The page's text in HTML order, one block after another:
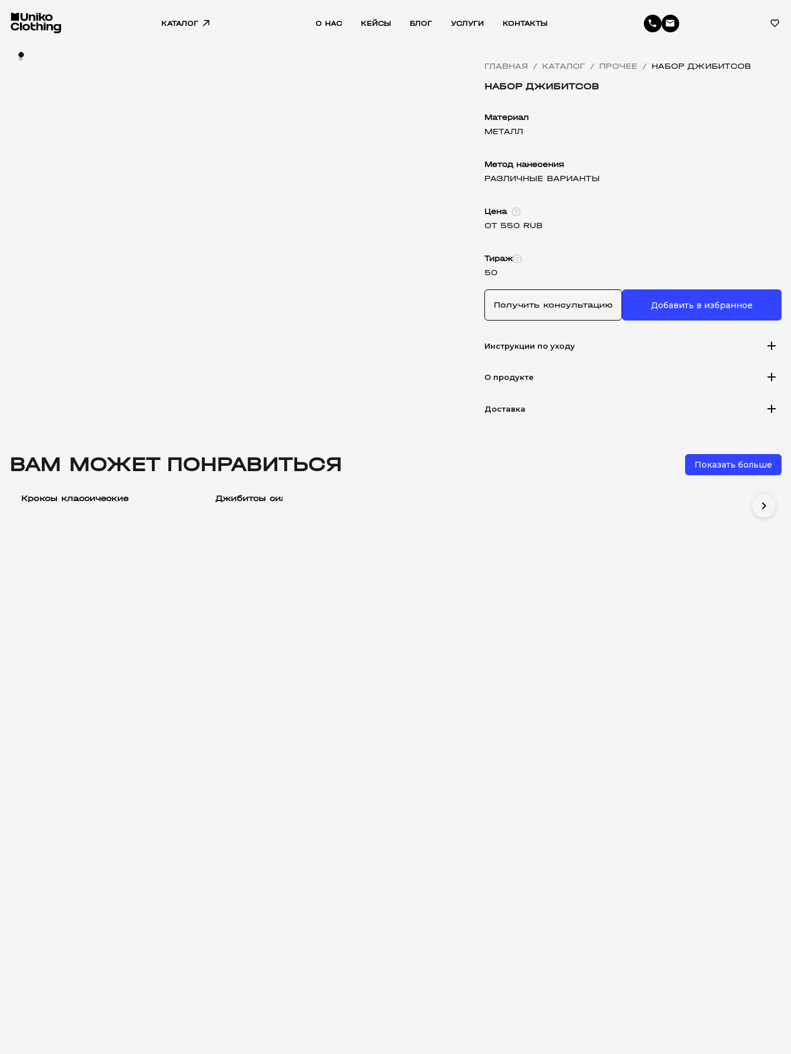
КАТАЛОГ О НАС КЕЙСЫ БЛОГ УСЛУГИ КОНТАКТЫ phone email favorite_border
ГЛАВНАЯ / КАТАЛОГ / ПРОЧЕЕ / НАБОР ДЖИБИТСОВ
НАБОР ДЖИБИТСОВ
Материал
МЕТАЛЛ
Метод нанесения
РАЗЛИЧНЫЕ ВАРИАНТЫ
Цена
ОТ 550 RUB
Тираж
50
Получить консультацию Добавить в избранное
Инструкции по уходу add
О продукте add
Доставка add
ВАМ МОЖЕТ ПОНРАВИТЬСЯ Показать больше
Кроксы классические Джибитсы силиконовые
chevron_right